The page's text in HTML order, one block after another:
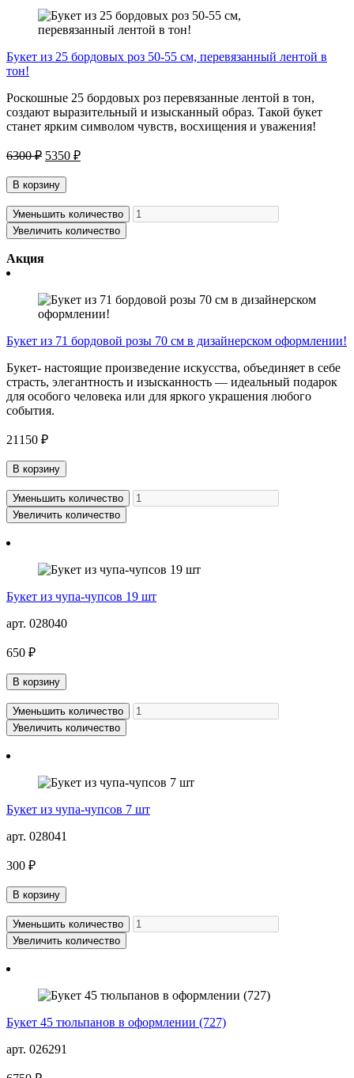
Букет из 25 бордовых роз 50-55 см, перевязанный лентой в
тон!
Роскошные 25 бордовых роз перевязанные лентой в тон,
создают выразительный и изысканный образ. Такой букет
станет ярким символом чувств, восхищения и уважения!
6300 ₽ 5350 ₽
В корзину
Уменьшить количество
Увеличить количество
Акция
Букет из 71 бордовой розы 70 см в дизайнерском оформлении!
Букет- настоящие произведение искусства, объединяет в себе
страсть, элегантность и изысканность — идеальный подарок
для особого человека или для яркого украшения любого
события.
21150 ₽
В корзину
Уменьшить количество
Увеличить количество
Букет из чупа-чупсов 19 шт
арт. 028040
650 ₽
В корзину
Уменьшить количество
Увеличить количество
Букет из чупа-чупсов 7 шт
арт. 028041
300 ₽
В корзину
Уменьшить количество
Увеличить количество
Букет 45 тюльпанов в оформлении (727)
арт. 026291